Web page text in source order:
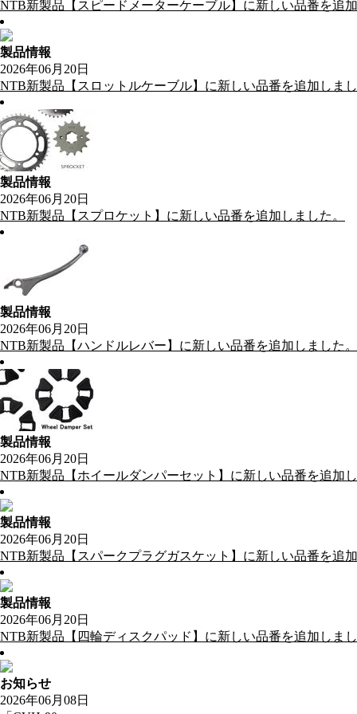
NTB新製品【スピードメーターケーブル】に新しい品番を追加
製品情報
2026年06月20日
NTB新製品【スロットルケーブル】に新しい品番を追加しまし
製品情報
2026年06月20日
NTB新製品【スプロケット】に新しい品番を追加しました。
製品情報
2026年06月20日
NTB新製品【ハンドルレバー】に新しい品番を追加しました。
製品情報
2026年06月20日
NTB新製品【ホイールダンパーセット】に新しい品番を追加し
製品情報
2026年06月20日
NTB新製品【スパークプラグガスケット】に新しい品番を追加
製品情報
2026年06月20日
NTB新製品【四輪ディスクパッド】に新しい品番を追加しまし
お知らせ
2026年06月08日